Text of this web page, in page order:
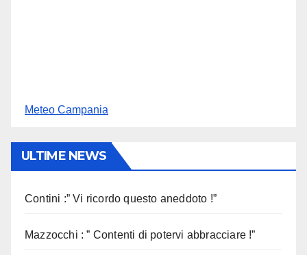
Meteo Campania
ULTIME NEWS
Contini :” Vi ricordo questo aneddoto !”
Mazzocchi : ” Contenti di potervi abbracciare !”